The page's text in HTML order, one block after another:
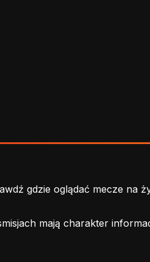
gdzie oglądać mecze na
mają charakter